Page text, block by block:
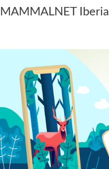
MAMMALNET Iberia